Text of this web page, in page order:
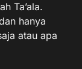
Ta’ala.
hanya
atau apa